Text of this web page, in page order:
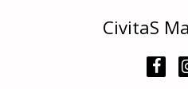
CivitaS